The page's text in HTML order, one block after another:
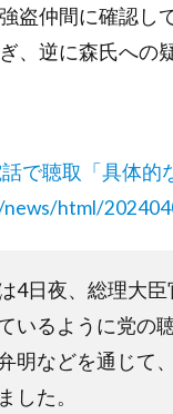
盗仲間に確認し
、逆に森氏への
で聴取「具体的
html/
4日夜、総理大
いるように党の
明などを通じて
した。